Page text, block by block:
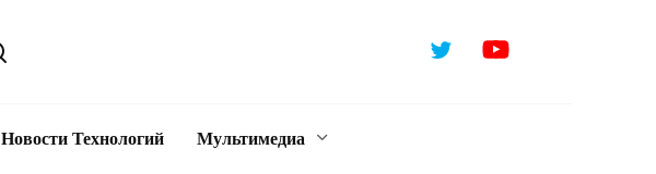
Новости Технологий Мультимедиа